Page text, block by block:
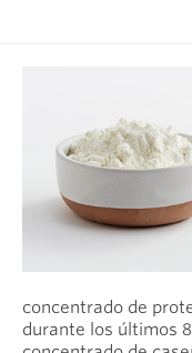
concentrado de
durante los últimos